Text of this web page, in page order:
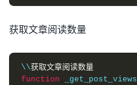
获取文章阅读数量
\\获取文章阅读数量
function _get_post_views